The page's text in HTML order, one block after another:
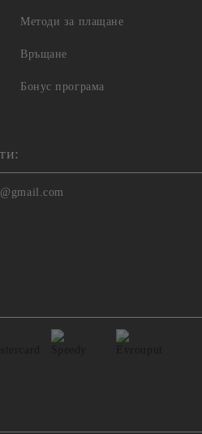
Методи за плащане
Връщане
Бонус програма